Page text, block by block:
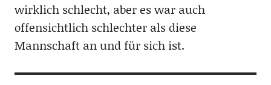
wirklich schlecht, aber es war auch
offensichtlich schlechter als diese
Mannschaft an und für sich ist.